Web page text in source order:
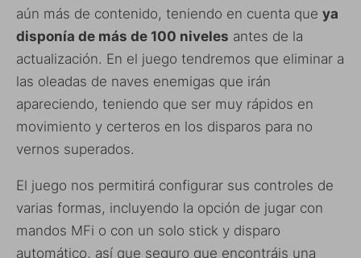
aún más de contenido, teniendo en cuenta que ya
disponía de más de 100 niveles antes de la
actualización. En el juego tendremos que eliminar a
las oleadas de naves enemigas que irán
apareciendo, teniendo que ser muy rápidos en
movimiento y certeros en los disparos para no
vernos superados.
El juego nos permitirá configurar sus controles de
varias formas, incluyendo la opción de jugar con
mandos MFi o con un solo stick y disparo
automático, así que seguro que encontráis una